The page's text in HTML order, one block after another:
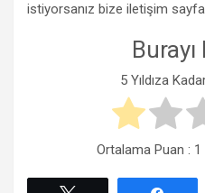
istiyorsanız bize iletişim
5 Yıldıza
Ortalama Puan : 1